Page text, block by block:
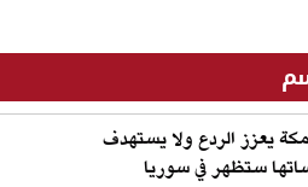
يعزز الردع ولا يستهدف
ستظهر في سوريا